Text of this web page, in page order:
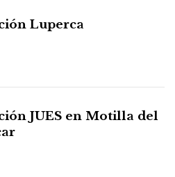
Luperca
JUES en Motilla del